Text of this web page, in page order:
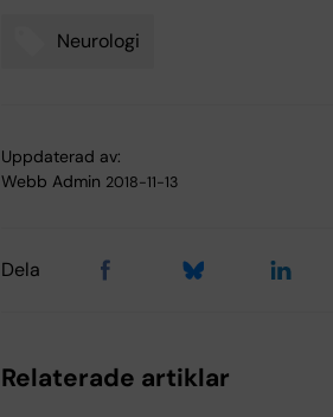
Neurologi
Uppdaterad av:
Webb Admin 2018-11-13
Dela
Relaterade artiklar